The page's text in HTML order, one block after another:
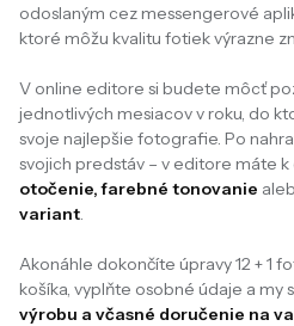
odoslaným cez messengerové
ktoré môžu kvalitu fotiek výrazne
V online editore si budete môcť
jednotlivých mesiacov v roku, do
svoje najlepšie fotografie. Po
svojich predstáv – v editore máte
otočenie, farebné tonovanie
variant.
Akonáhle dokončíte úpravy 12 + 1
košíka, vyplňte osobné údaje a my
výrobu a včasné doručenie na